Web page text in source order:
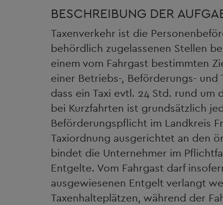
BESCHREIBUNG DER
Taxenverkehr ist die
behördlich zugelassenen Stellen
einem vom Fahrgast bestimmten
einer Betriebs-, Beförderungs-
dass ein Taxi evtl. 24 Std. rund
bei Kurzfahrten ist grundsätzlich
Beförderungspflicht im Landkreis
Taxiordnung ausgerichtet an den
bindet die Unternehmer im
Entgelte. Vom Fahrgast darf
ausgewiesenen Entgelt verlangt
Taxenhalteplätzen, während der